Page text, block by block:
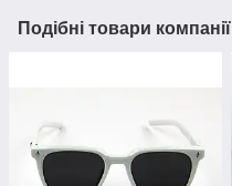
Подібні товари компанії